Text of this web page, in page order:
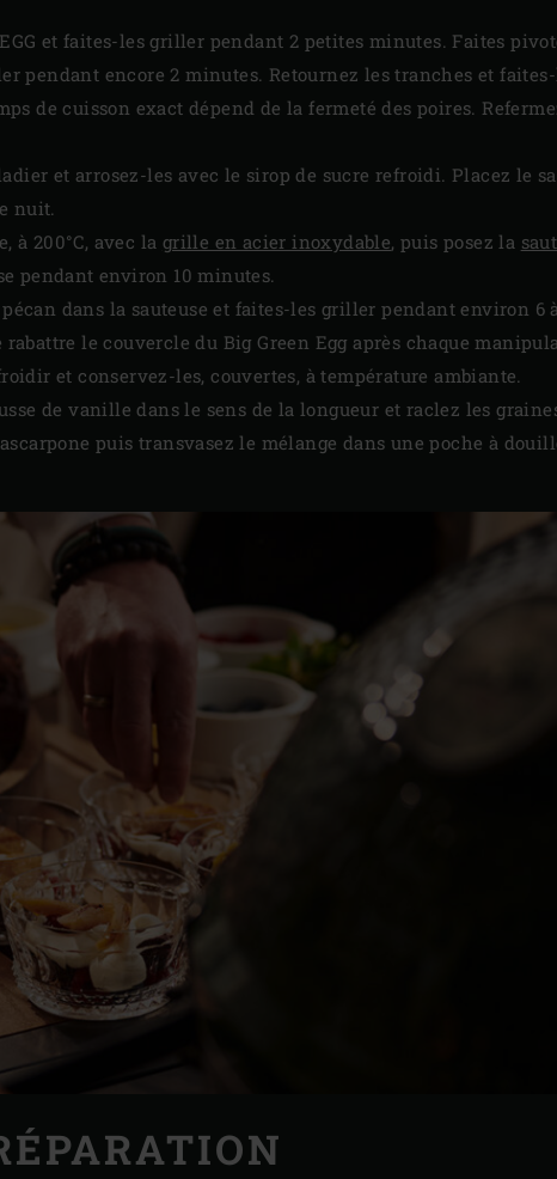
et faites-les griller pendant 2 petites minutes. Faites
pendant encore 2 minutes. Retournez les tranches et
de cuisson exact dépend de la fermeté des poires.
et arrosez-les avec le sirop de sucre refroidi. Placez le
nuit.
à 200°C, avec la grille en acier inoxydable, puis posez la
pendant environ 10 minutes.
dans la sauteuse et faites-les griller pendant environ 6
le couvercle du Big Green Egg après chaque
et conservez-les, couvertes, à température ambiante.
de vanille dans le sens de la longueur et raclez les
puis transvasez le mélange dans une poche à